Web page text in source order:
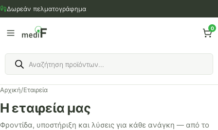
Μετάβαση
στο
περιεχόμενο
Δωρεάν πελματογράφημα
0
Products
search
Αρχική/Εταιρεία
Η εταιρεία μας
Φροντίδα, υποστήριξη και λύσεις για κάθε ανάγκη — από το